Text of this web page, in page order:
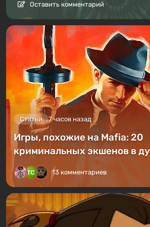
Оставить комментарий
Статьи 7 часов назад
Игры, похожие на Mafia: 20
криминальных экшенов в
13 комментариев